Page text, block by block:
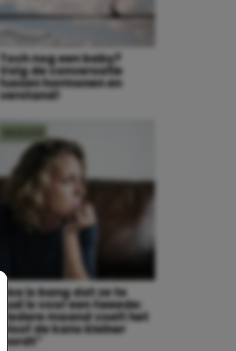
Toch nog een baby?
Volg de conversatie
tussen hormonen en
verstand!
Lisa is bang dat ze te
oud is voor een tweede:
“Iedere maand voelt het
alsof de kans kleiner
wordt”